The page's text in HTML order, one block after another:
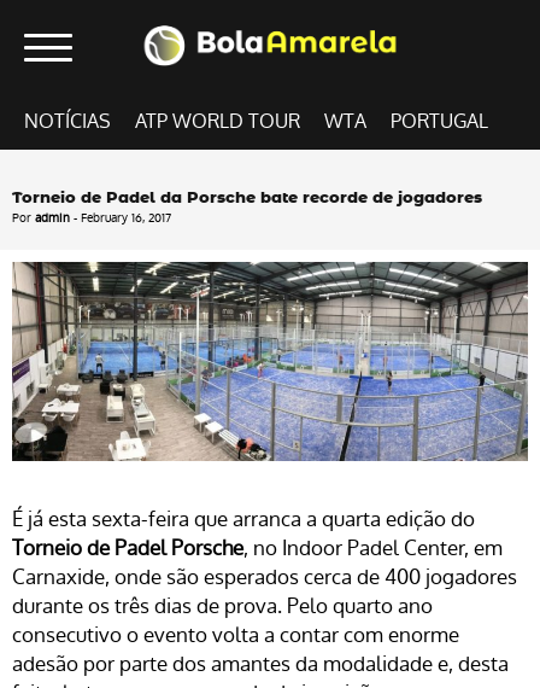
NOTÍCIAS ATP WORLD TOUR WTA PORTUGAL
Torneio de Padel da Porsche bate recorde de jogadores
Por admin - February 16, 2017
É já esta sexta-feira que arranca a quarta edição do
Torneio de Padel Porsche, no Indoor Padel Center, em
Carnaxide, onde são esperados cerca de 400 jogadores
durante os três dias de prova. Pelo quarto ano
consecutivo o evento volta a contar com enorme
adesão por parte dos amantes da modalidade e, desta